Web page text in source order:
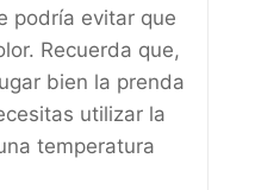
podría evitar que
Recuerda que,
bien la prenda
utilizar la
temperatura